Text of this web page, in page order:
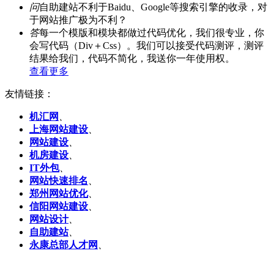
问自助建站不利于Baidu、Google等搜索引擎的收录，对
于网站推广极为不利？
答每一个模版和模块都做过代码优化，我们很专业，你
会写代码（Div＋Css）。我们可以接受代码测评，测评
结果给我们，代码不简化，我送你一年使用权。
查看更多
友情链接：
机汇网 、
上海网站建设、
网站建设、
机房建设、
IT外包、
网站快速排名 、
郑州网站优化、
信阳网站建设、
网站设计、
自助建站、
永康总部人才网 、